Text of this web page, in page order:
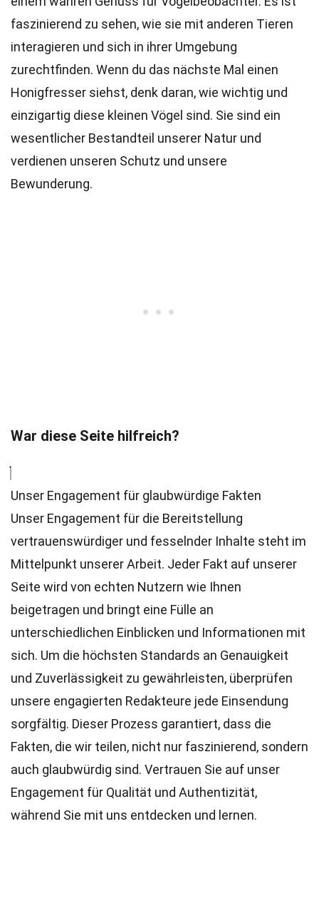
faszinierend zu sehen, wie sie mit anderen Tieren
interagieren und sich in ihrer Umgebung
zurechtfinden. Wenn du das nächste Mal einen
Honigfresser siehst, denk daran, wie wichtig und
einzigartig diese kleinen Vögel sind. Sie sind ein
wesentlicher Bestandteil unserer Natur und
verdienen unseren Schutz und unsere
Bewunderung.
War diese Seite hilfreich?
Unser Engagement für glaubwürdige Fakten
Unser Engagement für die Bereitstellung
vertrauenswürdiger und fesselnder Inhalte steht im
Mittelpunkt unserer Arbeit. Jeder Fakt auf unserer
Seite wird von echten Nutzern wie Ihnen
beigetragen und bringt eine Fülle an
unterschiedlichen Einblicken und Informationen mit
sich. Um die höchsten Standards an Genauigkeit
und Zuverlässigkeit zu gewährleisten, überprüfen
unsere engagierten Redakteure jede Einsendung
sorgfältig. Dieser Prozess garantiert, dass die
Fakten, die wir teilen, nicht nur faszinierend, sondern
auch glaubwürdig sind. Vertrauen Sie auf unser
Engagement für Qualität und Authentizität,
während Sie mit uns entdecken und lernen.